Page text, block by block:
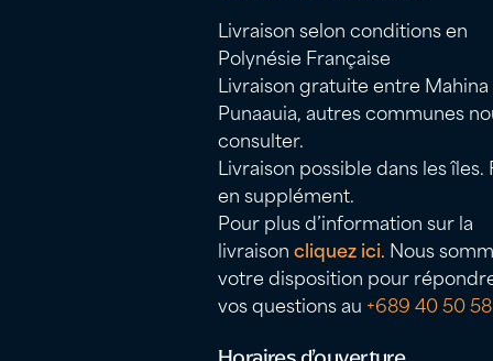
Livraison selon conditions en
Polynésie Française
Livraison gratuite entre
Punaauia, autres communes
consulter.
Livraison possible dans les îles.
en supplément.
Pour plus d’information sur la
livraisoncliquez ici. Nous
votre disposition pour
vos questions au +689 40 50